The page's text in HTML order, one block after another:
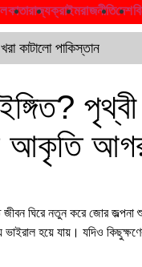
রাজ্যক্রাইমরাজনীতিদেশ
কাটালো পাকিস্তান
আকৃতি
জীবন ঘিরে নতুন করে জোর
ভাইরাল হয়ে যায়। যদিও